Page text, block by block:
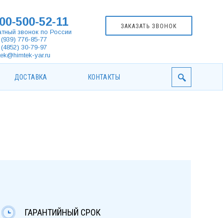
500-52-11
звонок по России
776-85-77
30-79-97
yar.ru
ЗАКАЗАТЬ ЗВОНОК
ДОСТАВКА КОНТАКТЫ
ГАРАНТИЙНЫЙ СРОК